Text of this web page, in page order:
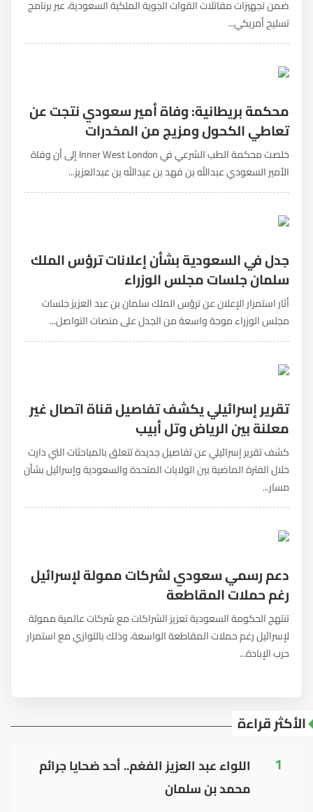
ضمن تجهيزات مقاتلات القوات الجوية الملكية السعودية، عبر برنامج
تسليح أمريكي...
محكمة بريطانية: وفاة أمير سعودي نتجت عن
تعاطي الكحول ومزيج من المخدرات
خلصت محكمة الطب الشرعي في Inner West London إلى أن وفاة
الأمير السعودي عبدالله بن فهد بن عبدالله بن عبدالعزيز...
جدل في السعودية بشأن إعلانات ترؤس الملك
سلمان جلسات مجلس الوزراء
أثار استمرار الإعلان عن ترؤس الملك سلمان بن عبد العزيز جلسات
مجلس الوزراء موجة واسعة من الجدل على منصات التواصل...
تقرير إسرائيلي يكشف تفاصيل قناة اتصال غير
معلنة بين الرياض وتل أبيب
كشف تقرير إسرائيلي عن تفاصيل جديدة تتعلق بالمباحثات التي دارت
خلال الفترة الماضية بين الولايات المتحدة والسعودية وإسرائيل بشأن
مسار...
دعم رسمي سعودي لشركات ممولة لإسرائيل
رغم حملات المقاطعة
تنتهج الحكومة السعودية تعزيز الشراكات مع شركات عالمية ممولة
لإسرائيل رغم حملات المقاطعة الواسعة، وذلك بالتوازي مع استمرار
حرب الإبادة...
الأكثر قراءة
1
اللواء عبد العزيز الفغم.. أحد ضحايا جرائم
محمد بن سلمان